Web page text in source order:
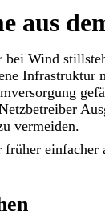
aus
Wind
vermeiden.
einfacher